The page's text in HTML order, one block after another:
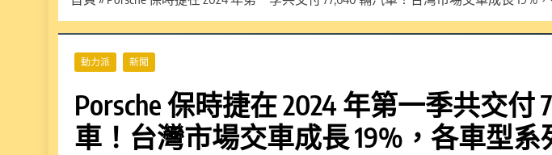
動力派 新聞
Porsche 保時捷在 2024 年第一季共交付
車！台灣市場交車成長 19%，各車型系